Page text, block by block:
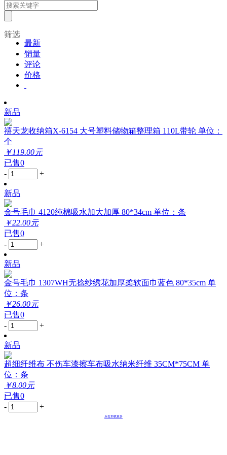
筛选
最新
销量
评论
价格
新品
禧天龙收纳箱X-6154 大号塑料储物箱整理箱 110L带轮 单位：
个
￥119.00元
已售0
-
+
新品
金号毛巾 4120纯棉吸水加大加厚 80*34cm 单位：条
￥22.00元
已售0
-
+
新品
金号毛巾 1307WH无捻纱绣花加厚柔软面巾蓝色 80*35cm 单
位：条
￥26.00元
已售0
-
+
新品
超细纤维布 不伤车漆擦车布吸水纳米纤维 35CM*75CM 单
位：条
￥8.00元
已售0
-
+
点击加载更多